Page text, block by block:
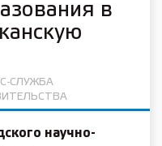
в
СЛУЖБА
научно-